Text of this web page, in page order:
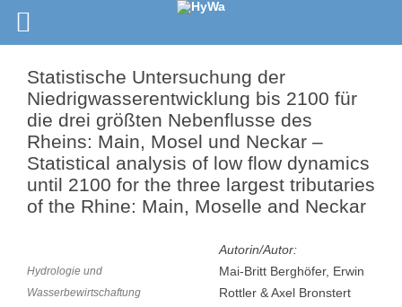
Statistische Untersuchung der
Niedrigwasserentwicklung bis 2100 für
die drei größten Nebenflusse des
Rheins: Main, Mosel und Neckar –
Statistical analysis of low flow dynamics
until 2100 for the three largest tributaries
of the Rhine: Main, Moselle and Neckar
Hydrologie und
Wasserbewirtschaftung
Autorin/Autor:
Mai-Britt Berghöfer, Erwin
Rottler & Axel Bronstert